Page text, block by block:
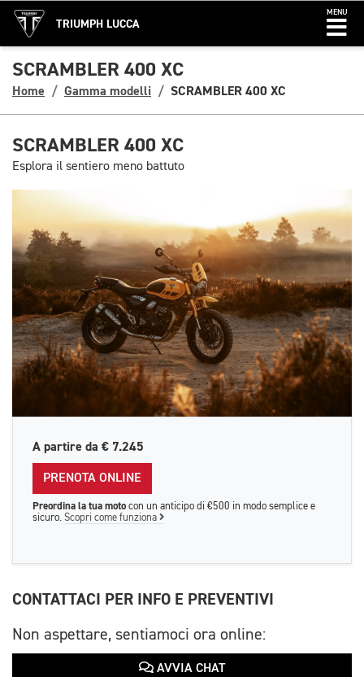
TRIUMPH LUCCA
MENU
SCRAMBLER 400 XC
Home Gamma modelli SCRAMBLER 400 XC
SCRAMBLER 400 XC
Esplora il sentiero meno battuto
A partire da € 7.245
PRENOTA ONLINE
Preordina la tua moto con un anticipo di €500 in modo semplice e
sicuro. Scopri come funziona
CONTATTACI PER INFO E PREVENTIVI
Non aspettare, sentiamoci ora online:
AVVIA CHAT